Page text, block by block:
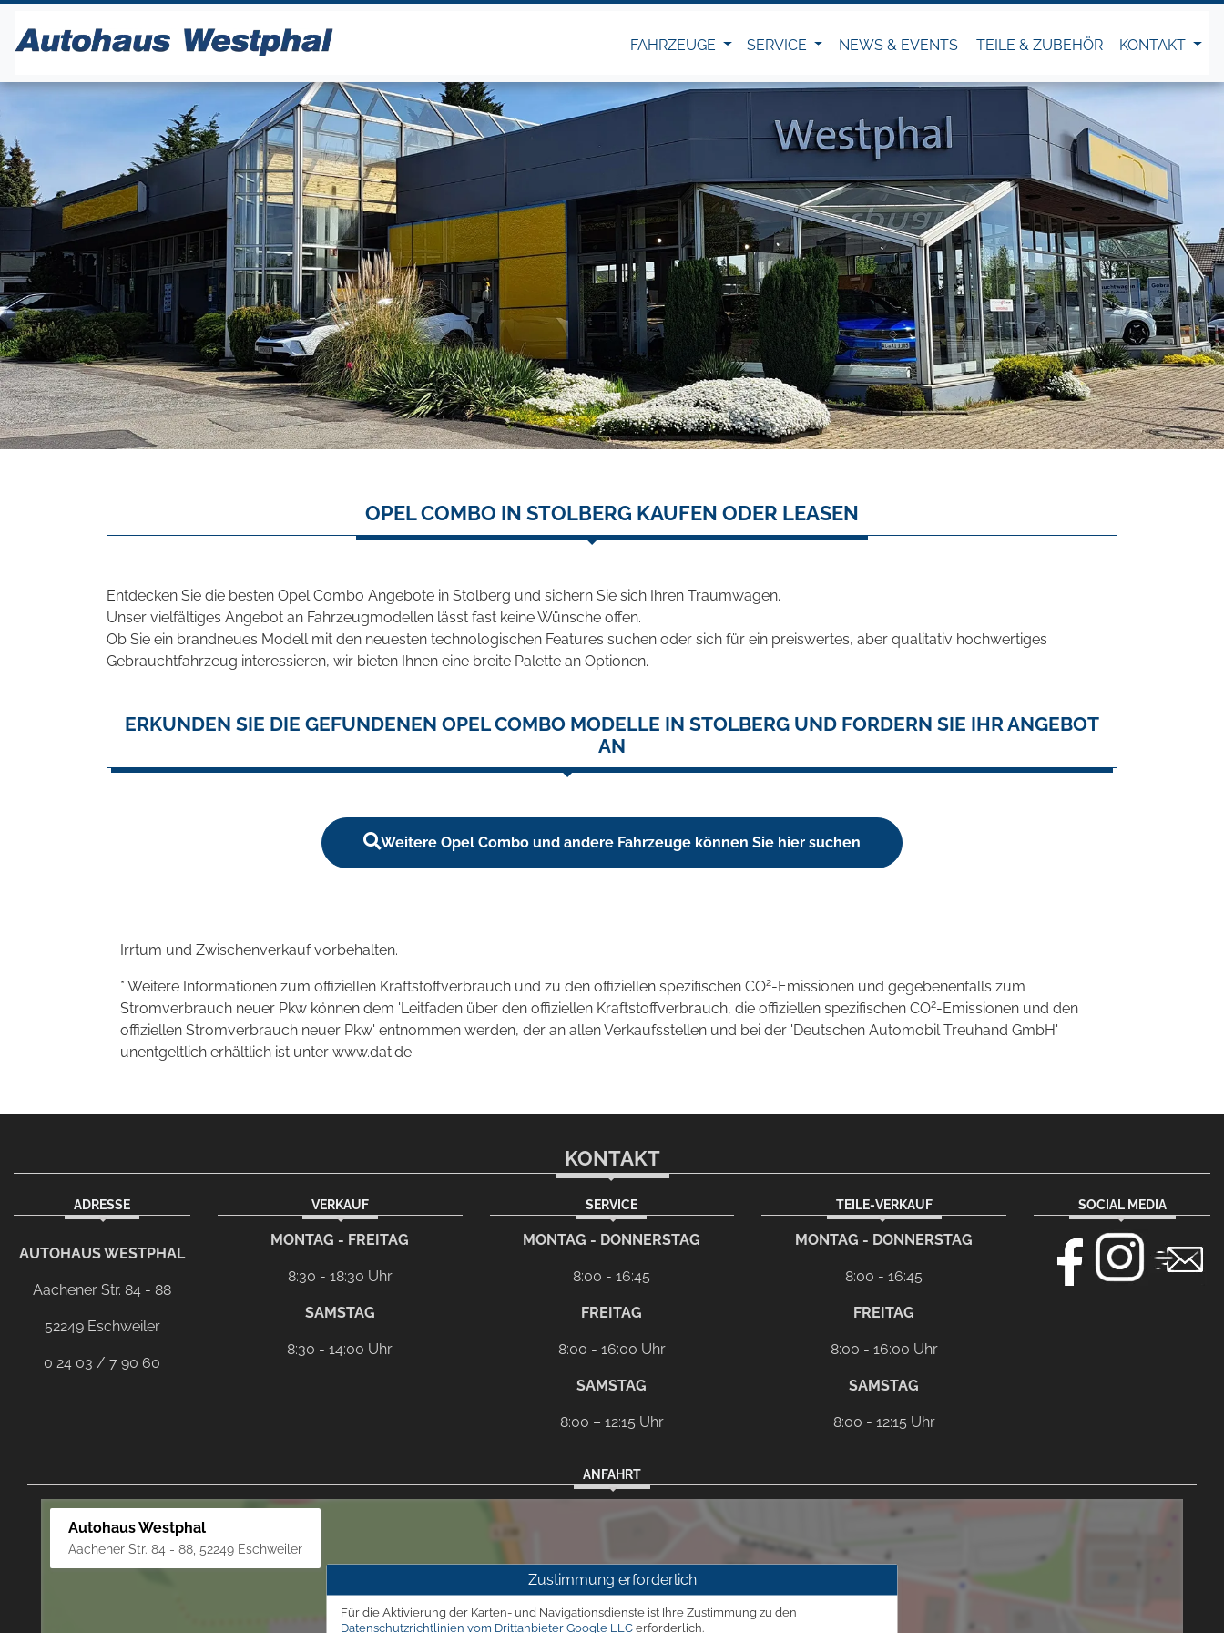
FAHRZEUGE SERVICE NEWS & EVENTS TEILE & ZUBEHÖR KONTAKT
OPEL COMBO IN STOLBERG KAUFEN ODER LEASEN
Entdecken Sie die besten Opel Combo Angebote in Stolberg und sichern Sie sich Ihren Traumwagen.
Unser vielfältiges Angebot an Fahrzeugmodellen lässt fast keine Wünsche offen.
Ob Sie ein brandneues Modell mit den neuesten technologischen Features suchen oder sich für ein preiswertes, aber qualitativ hochwertiges
Gebrauchtfahrzeug interessieren, wir bieten Ihnen eine breite Palette an Optionen.
ERKUNDEN SIE DIE GEFUNDENEN OPEL COMBO MODELLE IN STOLBERG UND FORDERN SIE IHR ANGEBOT
AN
Weitere Opel Combo und andere Fahrzeuge können Sie hier suchen
Irrtum und Zwischenverkauf vorbehalten.
* Weitere Informationen zum offiziellen Kraftstoffverbrauch und zu den offiziellen spezifischen CO2-Emissionen und gegebenenfalls zum
Stromverbrauch neuer Pkw können dem 'Leitfaden über den offiziellen Kraftstoffverbrauch, die offiziellen spezifischen CO2-Emissionen und den
offiziellen Stromverbrauch neuer Pkw' entnommen werden, der an allen Verkaufsstellen und bei der 'Deutschen Automobil Treuhand GmbH'
unentgeltlich erhältlich ist unter www.dat.de.
KONTAKT
ADRESSE
AUTOHAUS WESTPHAL
Aachener Str. 84 - 88
52249 Eschweiler
0 24 03 / 7 90 60
VERKAUF
MONTAG - FREITAG
8:30 - 18:30 Uhr
SAMSTAG
8:30 - 14:00 Uhr
SERVICE
MONTAG - DONNERSTAG
8:00 - 16:45
FREITAG
8:00 - 16:00 Uhr
SAMSTAG
8:00 – 12:15 Uhr
TEILE-VERKAUF
MONTAG - DONNERSTAG
8:00 - 16:45
FREITAG
8:00 - 16:00 Uhr
SAMSTAG
8:00 - 12:15 Uhr
SOCIAL MEDIA
Dieser Link führt zu Ihrem eMail-Programm
ANFAHRT
Autohaus Westphal
Aachener Str. 84 - 88, 52249 Eschweiler
Zustimmung erforderlich
Für die Aktivierung der Karten- und Navigationsdienste ist Ihre Zustimmung zu den
Datenschutzrichtlinien vom Drittanbieter Google LLCerforderlich.